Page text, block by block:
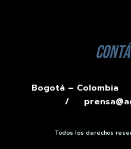
Bogotá –
/
Todos los derechos